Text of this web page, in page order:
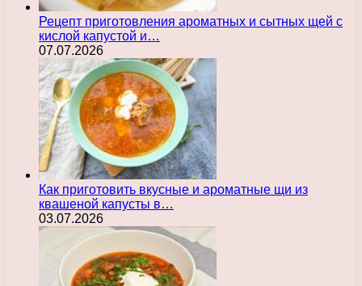
Рецепт приготовления ароматных и сытных щей с
кислой капустой и…
07.07.2026
Как приготовить вкусные и ароматные щи из
квашеной капусты в…
03.07.2026